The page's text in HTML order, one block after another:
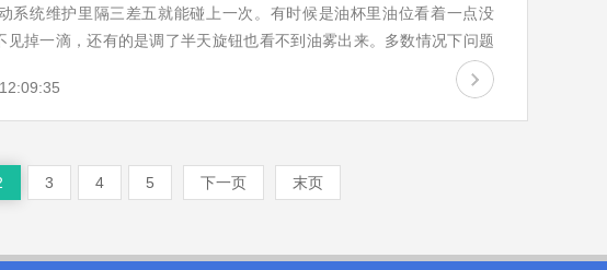
系统维护里隔三差五就能碰上一次。有时候是油杯里油位看着一点没
见掉一滴，还有的是调了半天旋钮也看不到油雾出来。多数情况下问题
3 4 5 下一页 末页